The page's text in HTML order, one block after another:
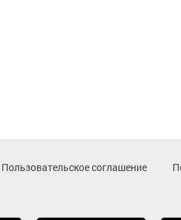
Пользовательское соглашение